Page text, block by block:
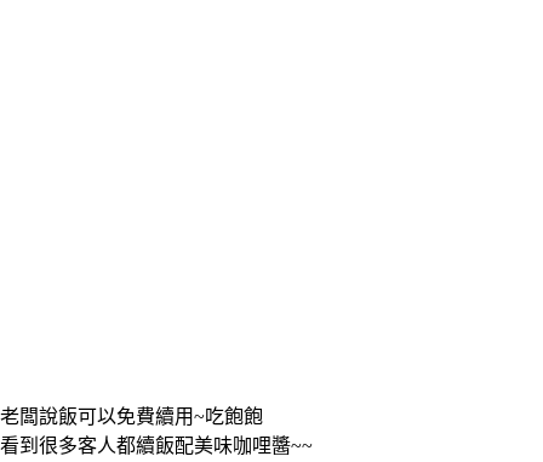
老闆說飯可以免費續用~吃飽飽
看到很多客人都續飯配美味咖哩醬~~